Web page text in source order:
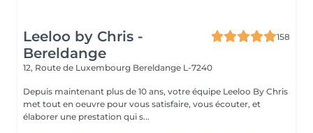
Leeloo by Chris -
Bereldange
158
12, Route de Luxembourg Bereldange L-7240
Depuis maintenant plus de 10 ans, votre équipe Leeloo By Chris
met tout en oeuvre pour vous satisfaire, vous écouter, et
élaborer une prestation qui s...